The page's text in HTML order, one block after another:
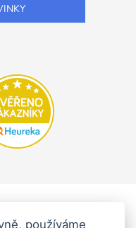
používáme